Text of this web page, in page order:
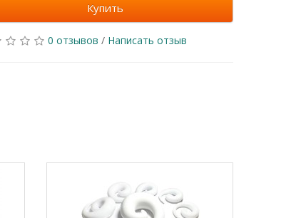
Купить
0 отзывов / Написать отзыв